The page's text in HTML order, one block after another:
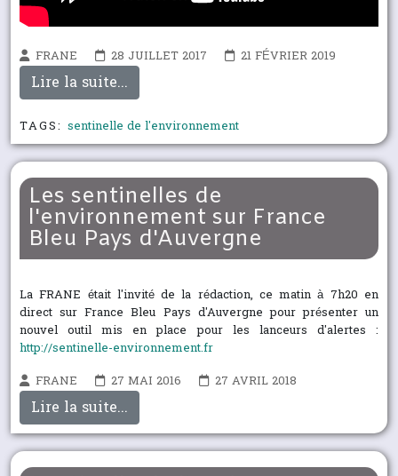
FRANE 28 JUILLET 2017 21 FÉVRIER 2019
Lire la suite...
TAGS: sentinelle de l'environnement
Les sentinelles de
l'environnement sur France
Bleu Pays d'Auvergne
La FRANE était l'invité de la rédaction, ce matin à 7h20 en
direct sur France Bleu Pays d'Auvergne pour présenter un
nouvel outil mis en place pour les lanceurs d'alertes :
http://sentinelle-environnement.fr
FRANE
27 MAI 2016 27 AVRIL 2018
Lire la suite...